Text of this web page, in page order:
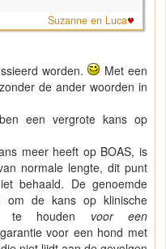
Suzanne en Luca
worden.
Met een
de ander woorden in
een vergrote kans op
meer heeft op BOAS, is
normale lengte, dit punt
behaald. De genoemde
om de kans op klinische
te houden voor een
garantie voor een hond met